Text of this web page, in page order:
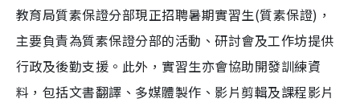
教育局質素保證分部現正招聘暑期實習生(質素保證)，
主要負責為質素保證分部的活動、研討會及工作坊提供
行政及後勤支援。此外，實習生亦會協助開發訓練資
料，包括文書翻譯、多媒體製作、影片剪輯及課程影片